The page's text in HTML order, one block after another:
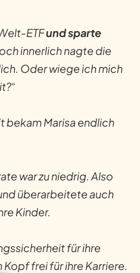
ETFund sparte
innerlich nagte die
Oder wiege ich mich
bekam Marisa endlich
war zu niedrig. Also
überarbeitete auch
Kinder.
für ihre
frei für ihre Karriere.